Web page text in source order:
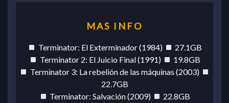
Terminator: El Exterminador (1984)
27.1GB
Terminator 2: El Juicio Final (1991)
19.8GB
Terminator 3: La rebelión de las máquinas (2003)
22.7GB
Terminator: Salvación (2009)
22.8GB